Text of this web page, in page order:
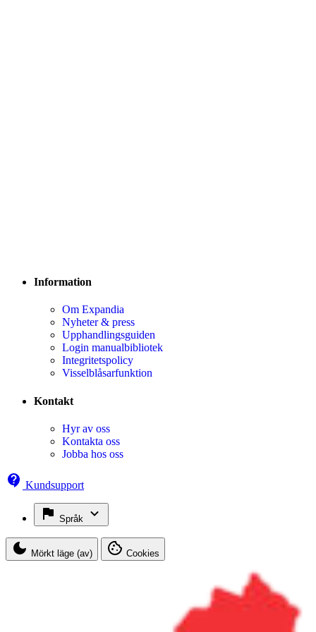
Information
Om Expandia
Nyheter & press
Upphandlingsguiden
Login manualbibliotek
Integritetspolicy
Visselblåsarfunktion
Kontakt
Hyr av oss
Kontakta oss
Jobba hos oss
Kundsupport
Språk
Mörkt läge (av) Cookies